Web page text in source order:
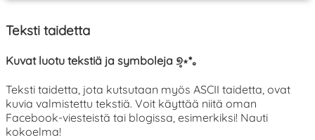
Teksti taidetta
Kuvat luotu tekstiä ja symboleja ୭̥⋆*｡
Teksti taidetta, jota kutsutaan myös ASCII taidetta, ovat
kuvia valmistettu tekstiä. Voit käyttää niitä oman
Facebook-viesteistä tai blogissa, esimerkiksi! Nauti
kokoelma!